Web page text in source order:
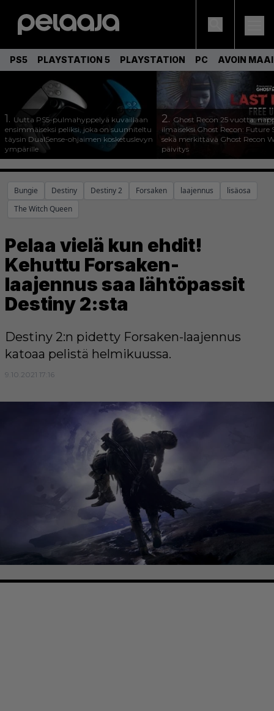
PS5 PLAYSTATION 5 PLAYSTATION PC AVOIN
1. Uutta PS5-pulmahyppelyä kuvaillaan
ensimmäiseksi peliksi, joka on suunniteltu
täysin DualSense-ohjaimen kosketuslevyn
ympärille
2. Ghost Recon 25 vuotta:
ilmaiseksi Ghost Recon: Future
sekä merkittävä Ghost Recon
päivitys
Bungie Destiny Destiny 2 Forsaken laajennus
lisäosa
The Witch Queen
Pelaa vielä kun ehdit!
Kehuttu Forsaken-
laajennus saa lähtöpassit
Destiny 2:sta
Destiny 2:n pidetty Forsaken-laajennus
katoaa pelistä helmikuussa.
9.10.2021 17:16